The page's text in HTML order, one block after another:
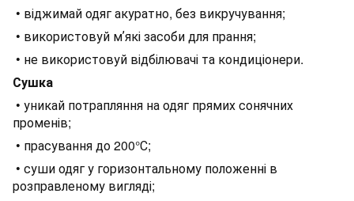
• віджимай одяг акуратно, без викручування;
• використовуй мʼякі засоби для прання;
• не використовуй відбілювачі та кондиціонери.
Сушка
• уникай потрапляння на одяг прямих сонячних
променів;
• прасування до 200°С;
• суши одяг у горизонтальному положенні в
розправленому вигляді;